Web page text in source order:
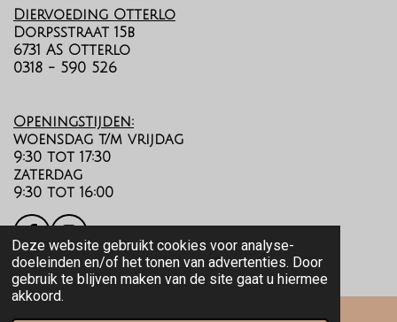
Deze website gebruikt cookies voor analyse-
doeleinden en/of het tonen van advertenties. Door
gebruik te blijven maken van de site gaat u hiermee
akkoord.
Diervoeding Otterlo
Dorpsstraat 15b
6731 AS Otterlo
0318 - 590 526
Openingstijden:
woensdag t/m vrijdag
9:30 tot 17:30
zaterdag
9:30 tot 16:00
F
a
c
e
b
I
n
s
t
©️2026 Diervoeding Otterlo